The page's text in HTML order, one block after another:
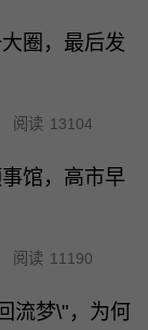
圈，最后发
阅读 13104
馆，高市早
阅读 11190
流梦\"，为何